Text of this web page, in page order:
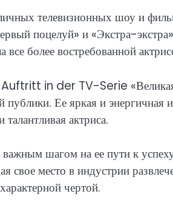
телевизионных шоу и
поцелуй» и «Экстра-
все более востребованной
in der TV-Serie
Ее яркая и энергичная
актриса.
шагом на ее пути к
свое место в индустрии
чертой.